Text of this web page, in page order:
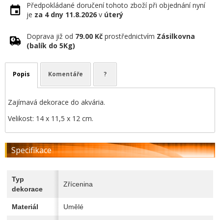
Předpokládané doručení tohoto zboží při objednání nyní
je za 4 dny 11.8.2026 v úterý
Doprava již od 79.00 Kč prostřednictvím Zásilkovna
(balík do 5Kg)
Popis Komentáře ?
Zajímavá dekorace do akvária.
Velikost: 14 x 11,5 x 12 cm.
Specifikace
Typ
dekorace
Zřícenina
Materiál Umělé